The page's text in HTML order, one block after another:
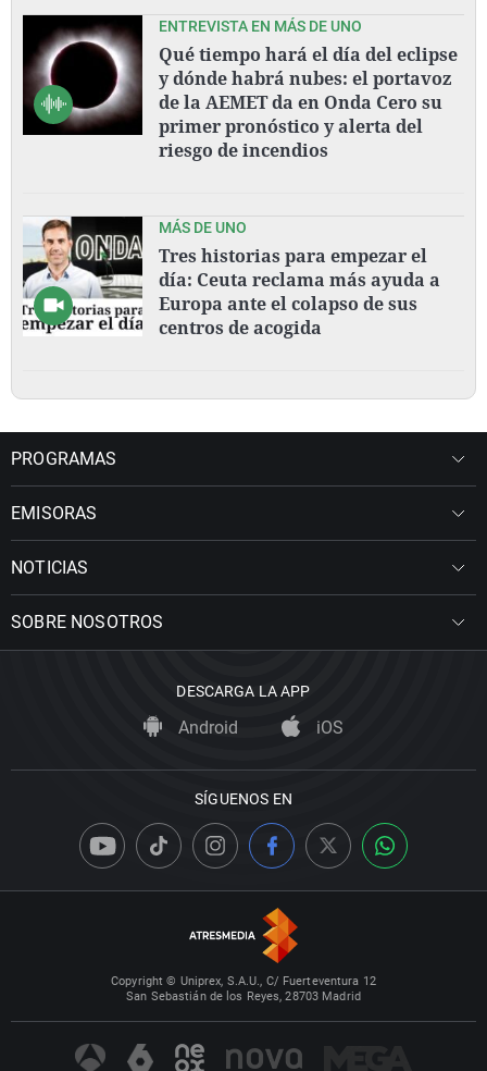
ENTREVISTA EN MÁS DE UNO
Qué tiempo hará el día del eclipse
y dónde habrá nubes: el portavoz
de la AEMET da en Onda Cero su
primer pronóstico y alerta del
riesgo de incendios
MÁS DE UNO
Tres historias para empezar el
día: Ceuta reclama más ayuda a
Europa ante el colapso de sus
centros de acogida
PROGRAMAS
EMISORAS
NOTICIAS
SOBRE NOSOTROS
DESCARGA LA APP
Android iOS
SÍGUENOS EN
Copyright © Uniprex, S.A.U., C/ Fuerteventura 12
San Sebastián de los Reyes, 28703 Madrid